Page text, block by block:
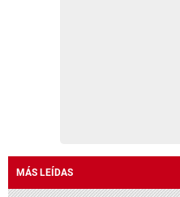
MÁS LEÍDAS